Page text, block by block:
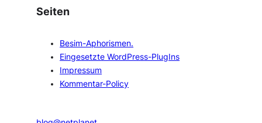
c
Seiten
Besim-Aphorismen.
Eingesetzte WordPress-PlugIns
Impressum
Kommentar-Policy